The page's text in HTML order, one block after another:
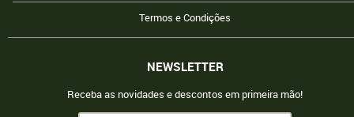
Termos e Condições
NEWSLETTER
Receba as novidades e descontos em primeira mão!